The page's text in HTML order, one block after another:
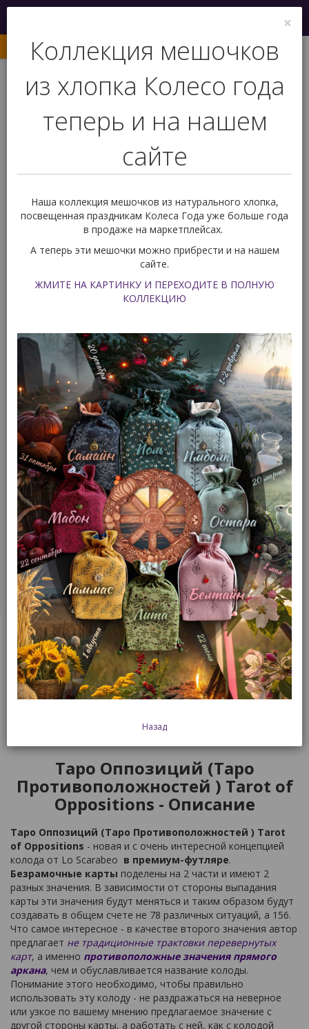
Обратный звонок
Вас ждет подарок!
Универсальные карты Таро
Таро Оппозиций (Таро Противоположностей ) Tarot of
Таро Оппозиций (Таро
Противоположностей ) Tarot
of Oppositions
(арт. 11555)
Доступность: Нет в наличии
Товар распродан
Производитель: Lo Scarabeo
Смотреть все товары этого бренда
2 988 р. В корзину
Быстрый заказ
Таро Оппозиций (Таро
Противоположностей ) Tarot of
Oppositions - Описание
Таро Оппозиций (Таро Противоположностей ) Tarot
of Oppositions - новая и с очень интересной концепцией
колода от Lo Scarabeo в премиум-футляре.
Безрамочные карты поделены на 2 части и имеют 2
разных значения. В зависимости от стороны выпадания
карты эти значения будут меняться и таким образом будут
создавать в общем счете не 78 различных ситуаций, а 156.
Что самое интересное - в качестве второго значения автор
предлагает не традиционные трактовки перевернутых
карт, а именно противоположные значения прямого
аркана, чем и обуславливается название колоды.
Понимание этого необходимо, чтобы правильно
использовать эту колоду - не раздражаться на неверное
или узкое по вашему мнению предлагаемое значение с
другой стороны карты, а работать с ней, как с колодой
×
Коллекция мешочков
из хлопка Колесо года
теперь и на нашем
сайте
Наша коллекция мешочков из натурального хлопка,
посвещенная праздникам Колеса Года уже больше года
в продаже на маркетплейсах.
А теперь эти мешочки можно прибрести и на нашем
сайте.
ЖМИТЕ НА КАРТИНКУ И ПЕРЕХОДИТЕ В ПОЛНУЮ
КОЛЛЕКЦИЮ
Назад